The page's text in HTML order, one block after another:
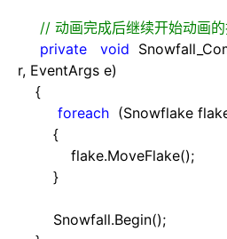
// 动画完成后继续开始动画
private
void
r, EventArgs e)
{
foreach (Snowflake
{
flake.MoveFlake();
}
Snowfall.Begin();